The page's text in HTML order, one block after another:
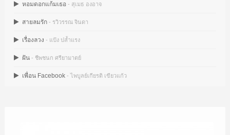
หอมดอกแก้มเธอ - สุเมธ องอาจ
สายลมรัก- รวิวรรณ จินดา
เรื่องลวง - แป้ง ปล้ำแรง
ฝัน- ชีพชนก ศรียามาตย์
เพื่อน Facebook- ไพบูลย์เกียรติ เขียวแก้ว